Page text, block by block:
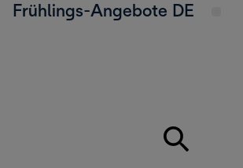
Frühlings-Angebote DE